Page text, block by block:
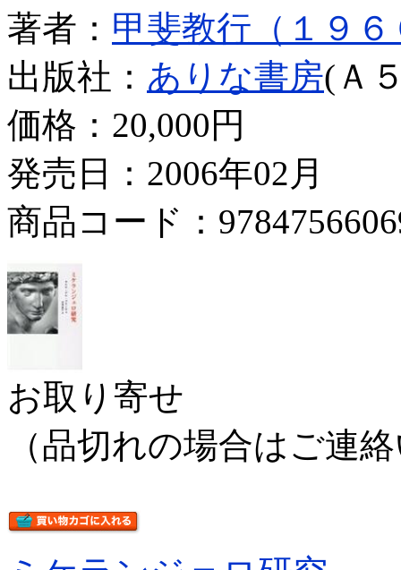
著者： 甲斐教行（１９
出版社： ありな書房(Ａ
価格： 20,000円
発売日：2006年02月
商品コード：
お取り寄せ
（品切れの場合はご連